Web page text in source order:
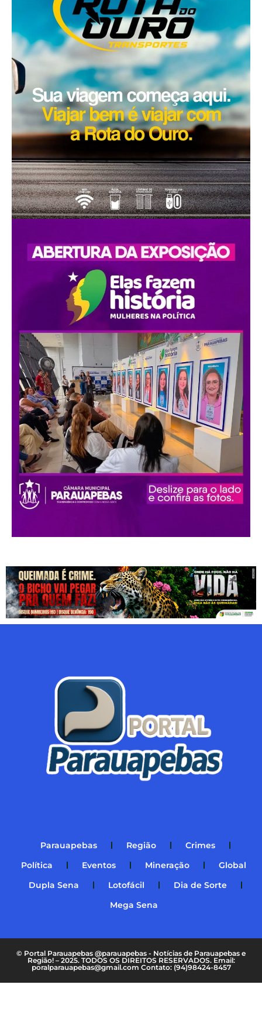
Parauapebas Região
Crimes
Política
Eventos Mineração
Global
Dupla Sena
Lotofácil
Dia de Sorte
Mega Sena
© Portal Parauapebas @parauapebas - Notícias de Parauapebas e
Região! – 2025. TODOS OS DIREITOS RESERVADOS. Email:
poralparauapebas@gmail.com Contato: (94)98424-8457